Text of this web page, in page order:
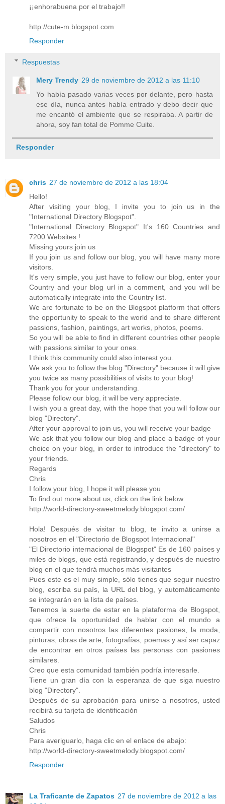
¡¡enhorabuena por el trabajo!!
http://cute-m.blogspot.com
Responder
Respuestas
Mery Trendy 29 de noviembre de 2012 a las 11:10
Yo había pasado varias veces por delante, pero hasta
ese día, nunca antes había entrado y debo decir que
me encantó el ambiente que se respiraba. A partir de
ahora, soy fan total de Pomme Cuite.
Responder
chris 27 de noviembre de 2012 a las 18:04
Hello!
After visiting your blog, I invite you to join us in the
"International Directory Blogspot".
"International Directory Blogspot" It's 160 Countries and
7200 Websites !
Missing yours join us
If you join us and follow our blog, you will have many more
visitors.
It's very simple, you just have to follow our blog, enter your
Country and your blog url in a comment, and you will be
automatically integrate into the Country list.
We are fortunate to be on the Blogspot platform that offers
the opportunity to speak to the world and to share different
passions, fashion, paintings, art works, photos, poems.
So you will be able to find in different countries other people
with passions similar to your ones.
I think this community could also interest you.
We ask you to follow the blog "Directory" because it will give
you twice as many possibilities of visits to your blog!
Thank you for your understanding.
Please follow our blog, it will be very appreciate.
I wish you a great day, with the hope that you will follow our
blog "Directory".
After your approval to join us, you will receive your badge
We ask that you follow our blog and place a badge of your
choice on your blog, in order to introduce the "directory" to
your friends.
Regards
Chris
I follow your blog, I hope it will please you
To find out more about us, click on the link below:
http://world-directory-sweetmelody.blogspot.com/
Hola! Después de visitar tu blog, te invito a unirse a
nosotros en el "Directorio de Blogspot Internacional"
"El Directorio internacional de Blogspot" Es de 160 países y
miles de blogs, que está registrando, y después de nuestro
blog en el que tendrá muchos más visitantes
Pues este es el muy simple, sólo tienes que seguir nuestro
blog, escriba su país, la URL del blog, y automáticamente
se integrarán en la lista de países.
Tenemos la suerte de estar en la plataforma de Blogspot,
que ofrece la oportunidad de hablar con el mundo a
compartir con nosotros las diferentes pasiones, la moda,
pinturas, obras de arte, fotografías, poemas y así ser capaz
de encontrar en otros países las personas con pasiones
similares.
Creo que esta comunidad también podría interesarle.
Tiene un gran día con la esperanza de que siga nuestro
blog "Directory".
Después de su aprobación para unirse a nosotros, usted
recibirá su tarjeta de identificación
Saludos
Chris
Para averiguarlo, haga clic en el enlace de abajo:
http://world-directory-sweetmelody.blogspot.com/
Responder
La Traficante de Zapatos 27 de noviembre de 2012 a las